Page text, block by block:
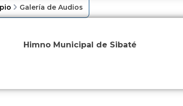
Galería de Audios
Himno Municipal de Sibaté